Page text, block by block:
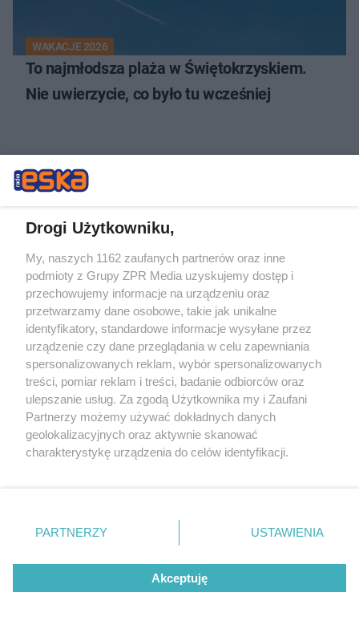
WAKACJE 2026
To najmłodsza plaża w Świętokrzyskiem.
Nie uwierzycie, co było tu wcześniej
SPOSÓB NA SZKODNIKA
Kret znów rozkopuje trawnik?
Wystarczy popularny produkt
z kuchni, by uciekł w
Drogi Użytkowniku,
My, naszych 1162 zaufanych partnerów oraz inne
podmioty z Grupy ZPR Media uzyskujemy dostęp i
przechowujemy informacje na urządzeniu oraz
przetwarzamy dane osobowe, takie jak unikalne
identyfikatory, standardowe informacje wysyłane przez
urządzenie czy dane przeglądania w celu zapewniania
spersonalizowanych reklam, wybór spersonalizowanych
treści, pomiar reklam i treści, badanie odbiorców oraz
ulepszanie usług. Za zgodą Użytkownika my i Zaufani
Partnerzy możemy używać dokładnych danych
geolokalizacyjnych oraz aktywnie skanować
charakterystykę urządzenia do celów identyfikacji.
zmienić/wycofać klikając przycisk ustawień prywatności
znajdujący się w lewym dolnym rogu strony
rodzaje przetwarzania danych nie wymagają zgody
użytkownika, ale masz prawo sprzeciwić się takiemu
przetwarzaniu. Preferencje będą miały zastosowanie tylko
PARTNERZY USTAWIENIA
Akceptuję